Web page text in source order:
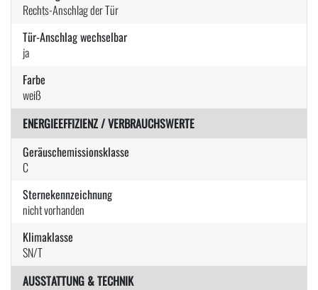
Rechts-Anschlag der Tür
Tür-Anschlag wechselbar
ja
Farbe
weiß
ENERGIEEFFIZIENZ / VERBRAUCHSWERTE
Geräuschemissionsklasse
C
Sternekennzeichnung
nicht vorhanden
Klimaklasse
SN/T
AUSSTATTUNG & TECHNIK